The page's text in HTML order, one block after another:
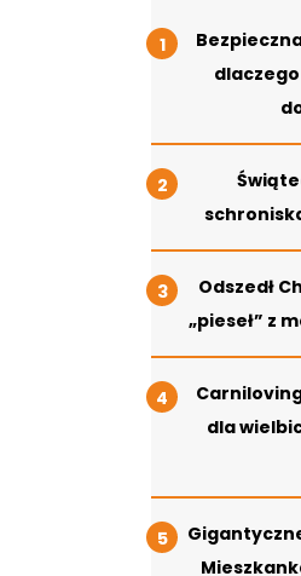
Odszedł
„pieseł” z
dla